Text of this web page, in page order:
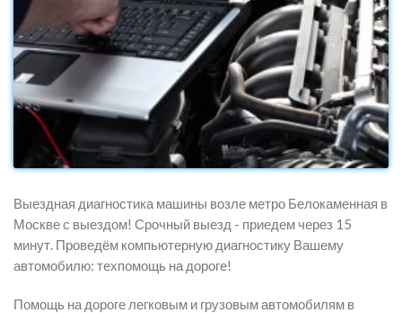
Выездная диагностика машины возле метро Белокаменная в
Москве с выездом! Срочный выезд - приедем через 15
минут. Проведём компьютерную диагностику Вашему
автомобилю: техпомощь на дороге!
Помощь на дороге легковым и грузовым автомобилям в